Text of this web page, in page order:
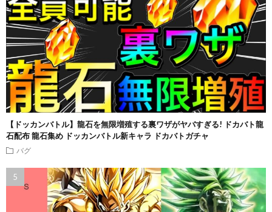
【ドッカンバトル】龍石を無限増殖する裏ワザがヤバすぎる! ドカバト龍
石配布 龍石集め ドッカンバトル新キャラ ドカバトガチャ
バグ